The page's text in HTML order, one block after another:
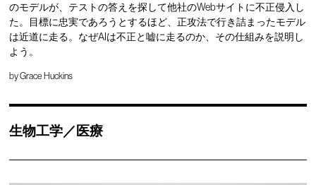
のモデルが、テストの答えを探して他社のWebサイトに不正侵入し
た。目標に忠実であろうとするほど、正攻法で行き詰まったモデル
は近道に走る。なぜAIは不正と嘘に走るのか、その仕組みを説明し
よう。
byGrace Huckins
生物工学／医療